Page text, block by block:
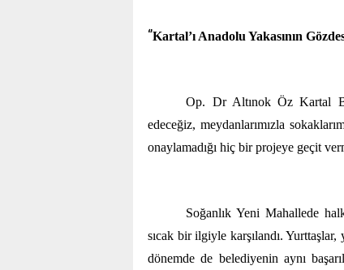
‘’Kartal’ı Anadolu Yakasının
Op. Dr Altınok Öz Kartal
edeceğiz, meydanlarımızla
onaylamadığı hiç bir projeye geçit
Soğanlık Yeni Mahallede
sıcak bir ilgiyle karşılandı.
dönemde de belediyenin aynı